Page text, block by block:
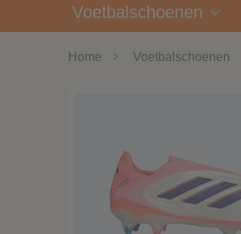
Voetbalschoenen
Home Voetbalschoenen